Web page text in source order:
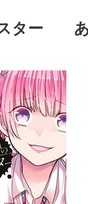
スター あ